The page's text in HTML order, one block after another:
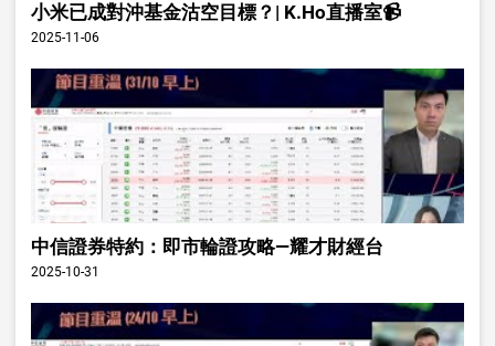
小米已成對沖基金沽空目標？| K.Ho直播室📹
2025-11-06
中信證券特約：即市輪證攻略—耀才財經台
2025-10-31